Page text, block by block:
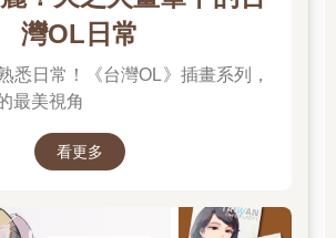
，即事物表面的樣子
只想要一輛能跑的車子。
是概括、廣義的，代表事物表面上看起
，或以其他方式感知到最表面的樣子，當
表了裝飾性表層或一種外罩，蓋在真實的
汽車輪軸、「幫豬塗口紅」的象徵意涵等
灣OL日常
悉日常！《台灣OL》插畫系列，
最美視角
看更多